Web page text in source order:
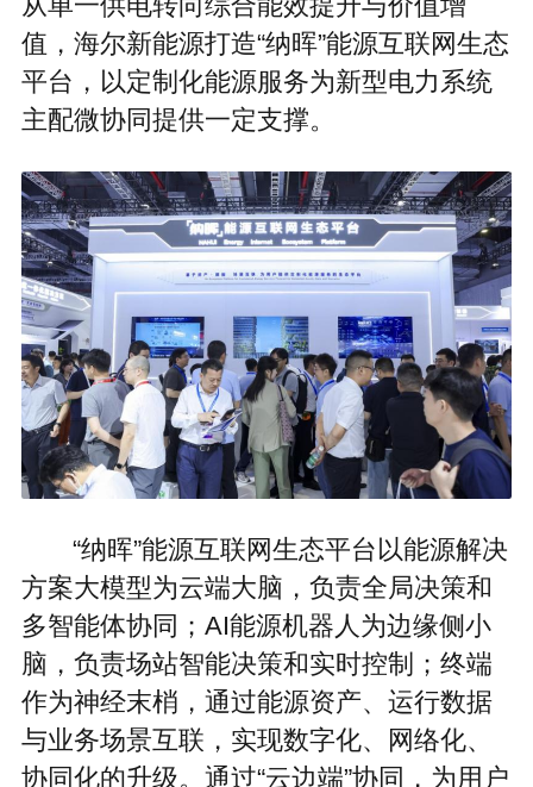
从单一供电转向综合能效提升与价值增
值，海尔新能源打造“纳晖”能源互联网生态
平台，以定制化能源服务为新型电力系统
主配微协同提供一定支撑。
“纳晖”能源互联网生态平台以能源解决
方案大模型为云端大脑，负责全局决策和
多智能体协同；AI能源机器人为边缘侧小
脑，负责场站智能决策和实时控制；终端
作为神经末梢，通过能源资产、运行数据
与业务场景互联，实现数字化、网络化、
协同化的升级。通过“云边端”协同，为用户